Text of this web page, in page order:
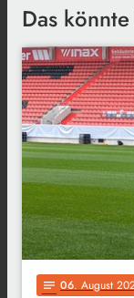
Das
notes 06. August